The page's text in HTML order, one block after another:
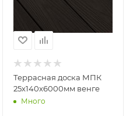
Террасная доска МПК
25х140х6000мм венге
Много